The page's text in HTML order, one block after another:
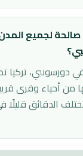
لجميع المدن
دورسونبي، تركيا
من أحياء وقرى
الدقائق قليلًا